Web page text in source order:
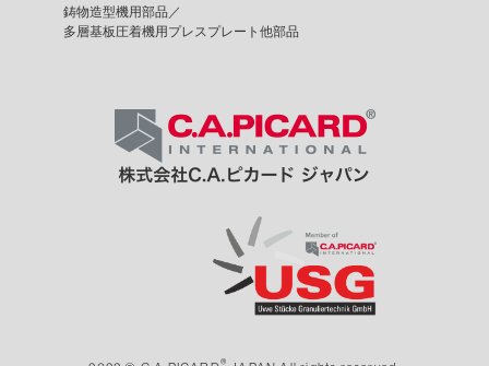
鋳物造型機用部品／
多層基板圧着機用プレスプレート他部品